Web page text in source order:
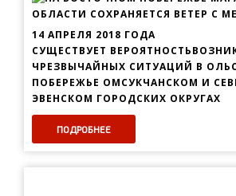
14 АПРЕЛЯ 2018 ГОДА
СУЩЕСТВУЕТ
ЧРЕЗВЫЧАЙНЫХ СИТУАЦИЙ В
ПОБЕРЕЖЬЕ ОМСУКЧАНСКОМ И
ЭВЕНСКОМ ГОРОДСКИХ ОКРУГАХ
ПОДРОБНЕЕ